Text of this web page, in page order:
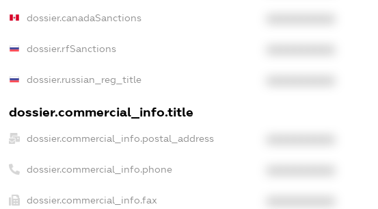
dossier.canadaSanctions
dossier.rfSanctions
dossier.russian_reg_title
dossier.commercial_info.title
dossier.commercial_info.postal_address
dossier.commercial_info.phone
dossier.commercial_info.fax